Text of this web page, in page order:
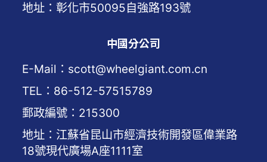
地址：彰化市50095自強路193號
中國分公司
E-Mail：scott@wheelgiant.com.cn
TEL：86-512-57515789
郵政編號：215300
地址：江蘇省昆山市經濟技術開發區偉業路
18號現代廣場A座1111室